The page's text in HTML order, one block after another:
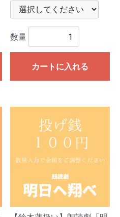
数量
カートに入れる